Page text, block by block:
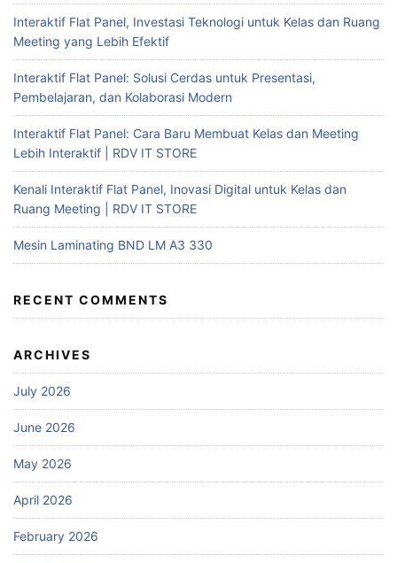
Interaktif Flat Panel, Investasi Teknologi untuk Kelas dan Ruang
Meeting yang Lebih Efektif
Interaktif Flat Panel: Solusi Cerdas untuk Presentasi,
Pembelajaran, dan Kolaborasi Modern
Interaktif Flat Panel: Cara Baru Membuat Kelas dan Meeting
Lebih Interaktif | RDV IT STORE
Kenali Interaktif Flat Panel, Inovasi Digital untuk Kelas dan
Ruang Meeting | RDV IT STORE
Mesin Laminating BND LM A3 330
RECENT COMMENTS
ARCHIVES
July 2026
June 2026
May 2026
April 2026
February 2026